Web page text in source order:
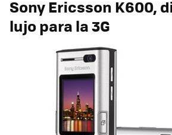
Sony Ericsson K600,
lujo para la 3G